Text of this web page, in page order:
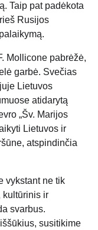
Taip pat padėkota
Rusijos
Mollicone pabrėžė,
garbė. Svečias
Lietuvos
atidarytą
„Šv. Marijos
Lietuvos ir
atspindinčia
vykstant ne tik
kultūrinis ir
svarbus.
susitikime